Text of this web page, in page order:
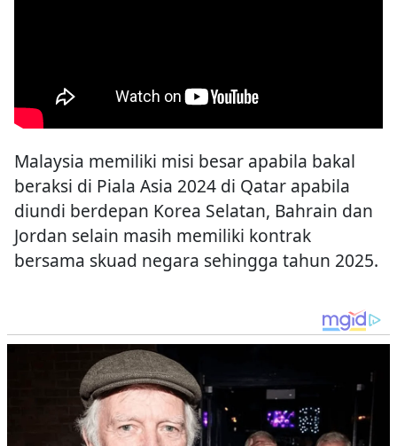
Malaysia memiliki misi besar apabila bakal
beraksi di Piala Asia 2024 di Qatar apabila
diundi berdepan Korea Selatan, Bahrain dan
Jordan selain masih memiliki kontrak
bersama skuad negara sehingga tahun 2025.